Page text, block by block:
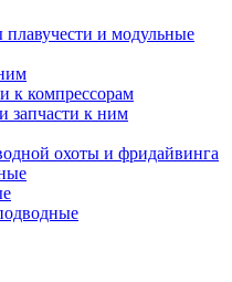
плавучести и модульные
к компрессорам
запчасти к ним
охоты и фридайвинга